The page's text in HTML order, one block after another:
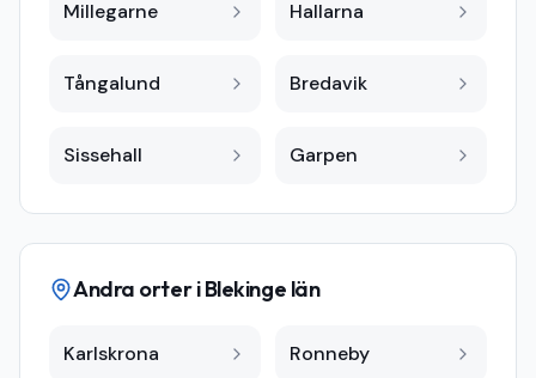
Millegarne Hallarna
Tångalund Bredavik
Sissehall Garpen
Andra orter iBlekinge län
Karlskrona Ronneby